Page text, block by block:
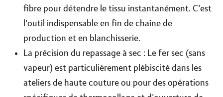
fibre pour détendre le tissu instantanément. C'est
l'outil indispensable en fin de chaîne de
production et en blanchisserie.
La précision du repassage à sec : Le fer sec (sans
vapeur) est particulièrement plébiscité dans les
ateliers de haute couture ou pour des opérations